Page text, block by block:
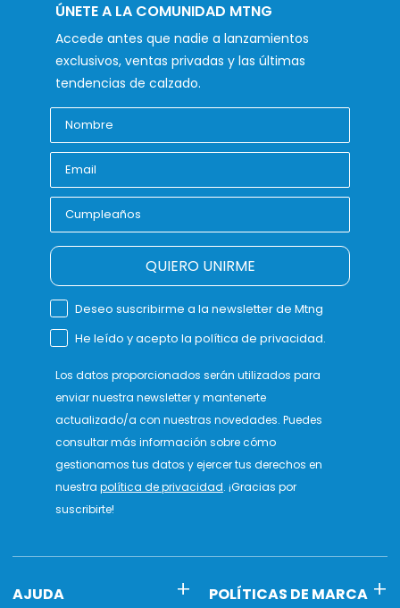
ÚNETE A LA COMUNIDAD MTNG
Accede antes que nadie a lanzamientos
exclusivos, ventas privadas y las últimas
tendencias de calzado.
QUIERO UNIRME
Deseo suscribirme a la newsletter de Mtng
He leído y acepto la política de privacidad.
Los datos proporcionados serán utilizados para
enviar nuestra newsletter y mantenerte
actualizado/a con nuestras novedades. Puedes
consultar más información sobre cómo
gestionamos tus datos y ejercer tus derechos en
nuestra política de privacidad. ¡Gracias por
suscribirte!
AJUDA POLÍTICAS DE MARCA